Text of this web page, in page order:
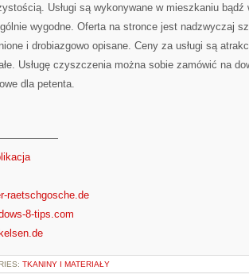
Usługi są wykonywane w mieszkaniu
wygodne. Oferta na stronce jest nadzwyczaj
i drobiazgowo opisane. Ceny za usługi są
Usługę czyszczenia można sobie zamówić na
dla petenta.
raetschgosche.de
8-tips.com
TKANINY I MATERIAŁY